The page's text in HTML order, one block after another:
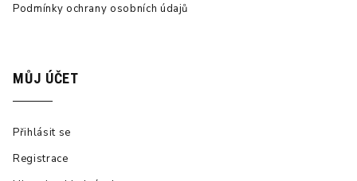
Podmínky ochrany osobních údajů
MŮJ ÚČET
Přihlásit se
Registrace